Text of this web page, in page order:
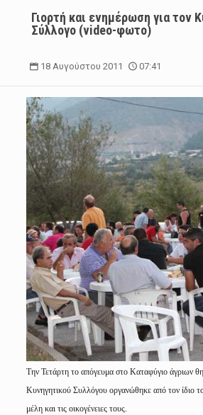
Γιορτή και ενημέρωση για τον
Σύλλογο (video-φωτο)
18 Αυγούστου 2011 07:41
Την Τετάρτη το απόγευμα στο Καταφύγιο άγριων
Κυνηγητικού Συλλόγου οργανώθηκε από τον ίδιο
μέλη και τις οικογένειες τους.